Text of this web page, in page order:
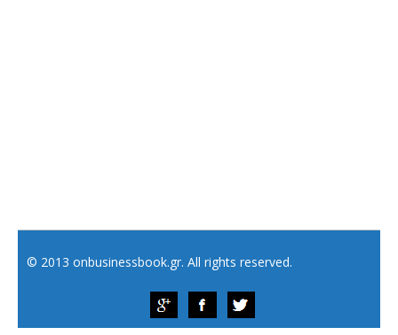
© 2013 onbusinessbook.gr. All rights reserved.